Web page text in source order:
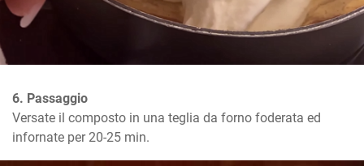
6. Passaggio
Versate il composto in una teglia da forno foderata ed
infornate per 20-25 min.